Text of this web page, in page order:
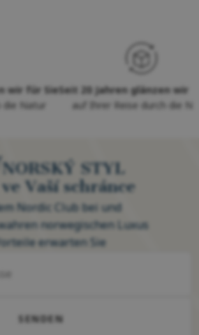
wir für Sie
die Natur
Seit 20 Jahren glänzen wir
auf Ihrer Reise durch die
NORSKÝ STYL
ve Vaší schránce
Nordic Club bei und
norwegischen Luxus
erwarten Sie
SENDEN